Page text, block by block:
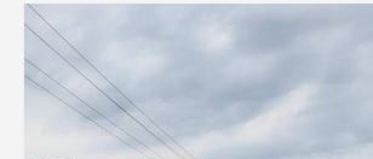
Документа
Галерија
Фото галерија